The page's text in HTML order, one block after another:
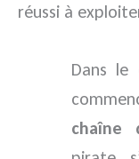
réussi à
Dans le
chaîne